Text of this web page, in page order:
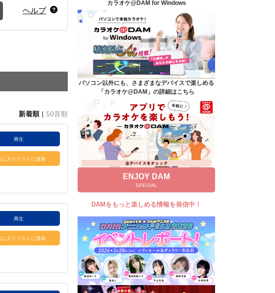
DAM★とも録音
カラオケ＠DAM
ユーザー検索
キャンペーン
よくあるご質問
DAMの新曲・ランキングなど
カラオケ最新情報をチェック！
自宅でカラオケ歌い放題！
家族や友達と一緒に！練習にも！
ヘルプ
新着順 50音順
再生
に入りリストに追加
再生
に入りリストに追加
カラオケ@DAM for Windows
パソコン以外にも、さまざまなデバイスで楽しめる
「カラオケ@DAM」の詳細はこちら
ENJOY DAM
SPECIAL
DAMをもっと楽しめる情報を発信中！